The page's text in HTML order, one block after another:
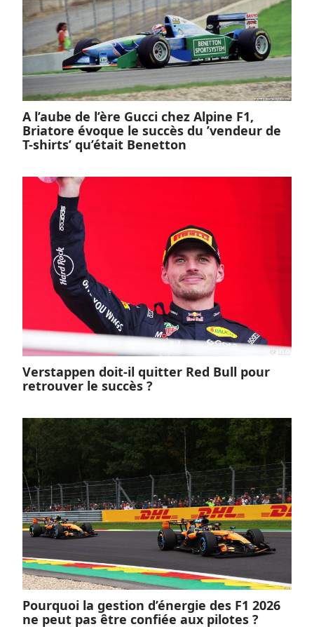
A l’aube de l’ère Gucci chez Alpine F1,
Briatore évoque le succès du ’vendeur de
T-shirts’ qu’était Benetton
Verstappen doit-il quitter Red Bull pour
retrouver le succès ?
Pourquoi la gestion d’énergie des F1 2026
ne peut pas être confiée aux pilotes ?